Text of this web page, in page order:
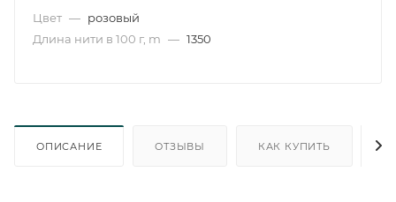
Цвет — розовый
Длина нити в 100 г, m — 1350
ОПИСАНИЕ ОТЗЫВЫ КАК КУПИТЬ